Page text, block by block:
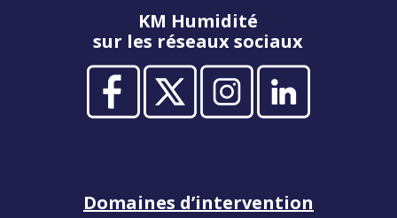
KM Humidité
sur les réseaux sociaux
Domaines d’intervention